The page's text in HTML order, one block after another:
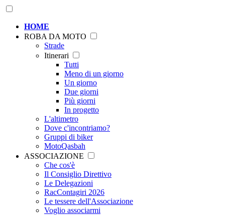
HOME
ROBA DA MOTO
Strade
Itinerari
Tutti
Meno di un giorno
Un giorno
Due giorni
Più giorni
In progetto
L'altimetro
Dove c'incontriamo?
Gruppi di biker
MotoQasbah
ASSOCIAZIONE
Che cos'è
Il Consiglio Direttivo
Le Delegazioni
RacContagiri 2026
Le tessere dell'Associazione
Voglio associarmi